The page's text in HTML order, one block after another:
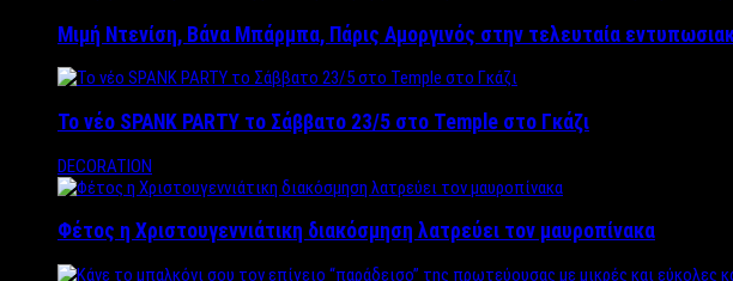
Μιμή Ντενίση, Βάνα Μπάρμπα, Πάρις Αμοργινός στην τελευταία
Το νέο SPANK PARTY το Σάββατο 23/5 στο Temple στο Γκάζι
DECORATION
Φέτος η Χριστουγεννιάτικη διακόσμηση λατρεύει τον μαυροπίνακα